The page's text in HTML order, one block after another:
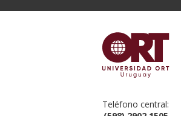
Teléfono central: